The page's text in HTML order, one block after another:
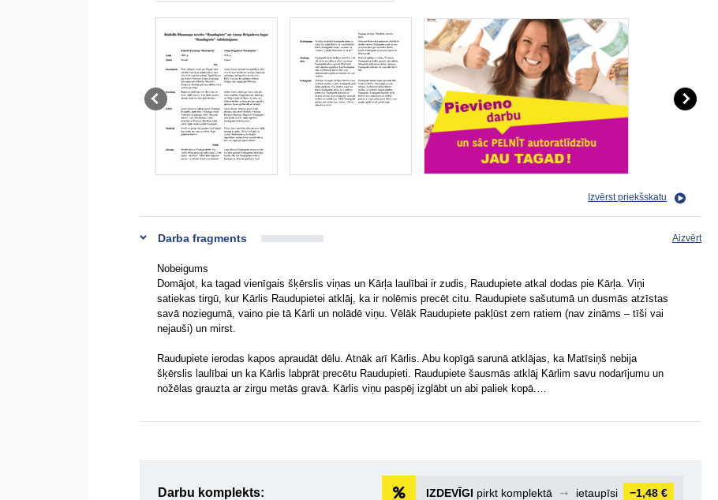
Izvērst priekšskatu
Darba fragments Aizvērt
Nobeigums
Domājot, ka tagad vienīgais šķērslis viņas un Kārļa laulībai ir zudis, Raudupiete atkal dodas pie Kārļa. Viņi
satiekas tirgū, kur Kārlis Raudupietei atklāj, ka ir nolēmis precēt citu. Raudupiete sašutumā un dusmās atzīstas
savā noziegumā, vaino pie tā Kārli un nolādē viņu. Vēlāk Raudupiete pakļūst zem ratiem (nav zināms – tīši vai
nejauši) un mirst.
Raudupiete ierodas kapos apraudāt dēlu. Atnāk arī Kārlis. Abu kopīgā sarunā atklājas, ka Matīsiņš nebija
šķērslis laulībai un ka Kārlis labprāt precētu Raudupieti. Raudupiete šausmās atklāj Kārlim savu nodarījumu un
nožēlas grauzta ar zirgu metās gravā. Kārlis viņu paspēj izglābt un abi paliek kopā.…
Darbu komplekts: IZDEVĪGI pirkt komplektā ➞ ietaupīsi −1,48 €